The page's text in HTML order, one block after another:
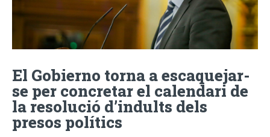
El Gobierno torna a escaquejar-
se per concretar el calendari de
la resolució d’indults dels
presos polítics